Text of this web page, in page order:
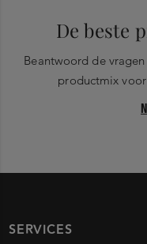
De beste
Beantwoord de
productmix
SERVICES